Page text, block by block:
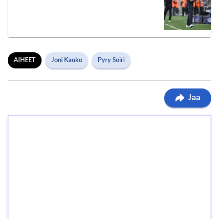
AIHEET Joni Kauko Pyry Soiri
Jaa